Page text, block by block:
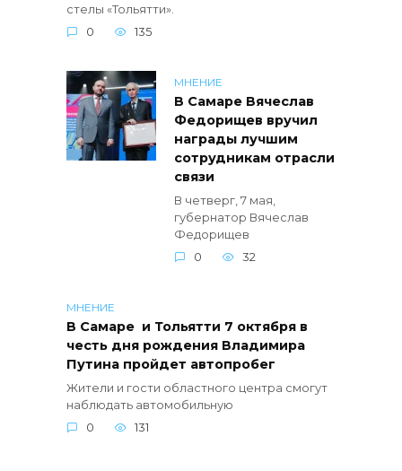
стелы «Тольятти».
0
135
МНЕНИЕ
В Самаре Вячеслав
Федорищев вручил
награды лучшим
сотрудникам отрасли
связи
В четверг, 7 мая,
губернатор Вячеслав
Федорищев
0
32
МНЕНИЕ
В Самаре и Тольятти 7 октября в
честь дня рождения Владимира
Путина пройдет автопробег
Жители и гости областного центра смогут
наблюдать автомобильную
0
131